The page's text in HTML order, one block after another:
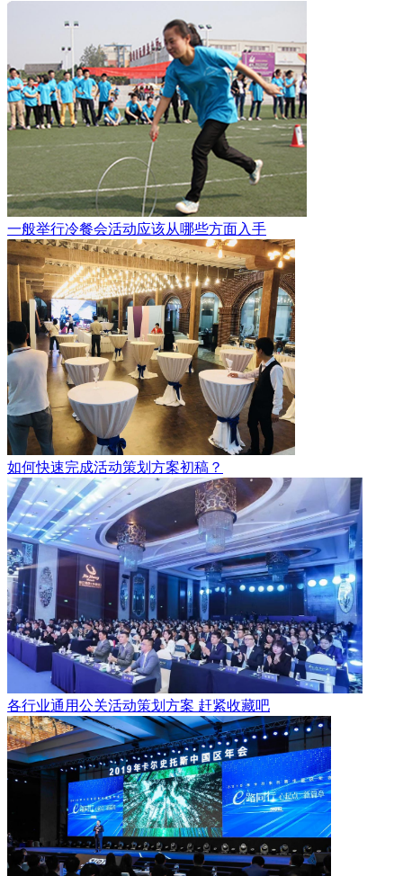
一般举行冷餐会活动应该从哪些方面入手
如何快速完成活动策划方案初稿？
各行业通用公关活动策划方案 赶紧收藏吧